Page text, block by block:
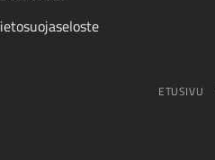
ETUSIVU